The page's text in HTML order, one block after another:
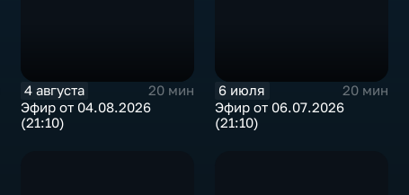
4 августа
20 мин
Эфир от 04.08.2026
(21:10)
6 июля
20 мин
Эфир от 06.07.2026
(21:10)